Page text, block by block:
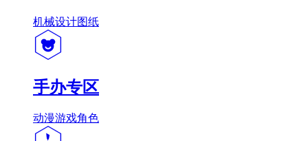
机械设计图纸
手办专区
动漫游戏角色